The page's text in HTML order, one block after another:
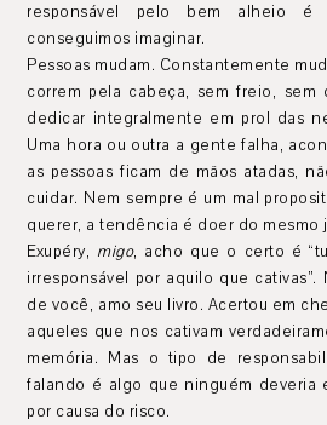
responsável pelo bem alheio
conseguimos imaginar.
Pessoas mudam. Constantemente
correm pela cabeça, sem freio, sem
dedicar integralmente em prol das
Uma hora ou outra a gente falha,
as pessoas ficam de mãos atadas,
cuidar. Nem sempre é um mal
querer, a tendência é doer do mesmo
Exupéry, migo, acho que o certo é
irresponsável por aquilo que
de você, amo seu livro. Acertou em
aqueles que nos cativam
memória. Mas o tipo de
falando é algo que ninguém deveria
por causa do risco.